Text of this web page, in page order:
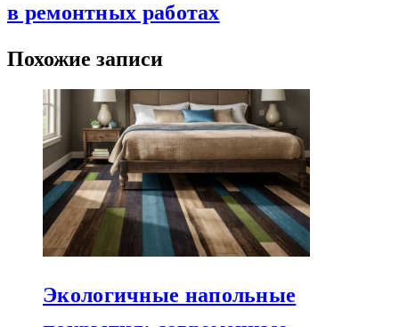
в ремонтных работах
Похожие записи
Экологичные напольные